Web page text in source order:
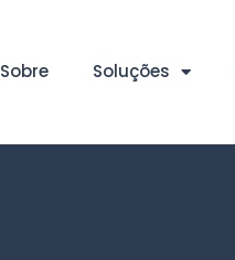
Sobre Soluções